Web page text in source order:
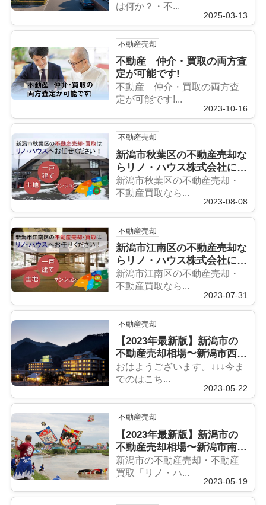
は何か？・不...
2025-03-13
不動産売却
不動産 仲介・買取の両方査
定が可能です!
不動産 仲介・買取の両方査
定が可能です!...
2023-10-16
不動産売却
新潟市秋葉区の不動産売却な
らリノ・ハウス株式会社にお
任せください！
新潟市秋葉区の不動産売却・
不動産買取なら...
2023-08-08
不動産売却
新潟市江南区の不動産売却な
らリノ・ハウス株式会社にお
任せください！
新潟市江南区の不動産売却・
不動産買取なら...
2023-07-31
不動産売却
【2023年最新版】新潟市の
不動産売却相場〜新潟市西蒲
区編〜
おはようございます。↓↓↓今ま
でのはこち...
2023-05-22
不動産売却
【2023年最新版】新潟市の
不動産売却相場〜新潟市南区
編〜
新潟市の不動産売却・不動産
買取「リノ・ハ...
2023-05-19